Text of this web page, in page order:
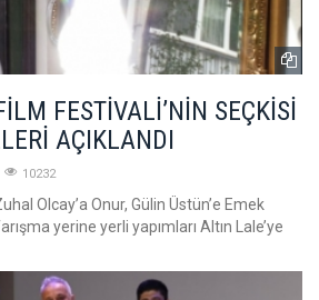
FESTİVALİ’NİN SEÇKİSİ
AÇIKLANDI
10232
Olcay’a Onur, Gülin Üstün’e Emek
yerine yerli yapımları Altın Lale’ye